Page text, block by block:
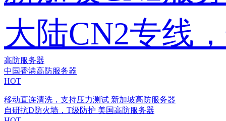
大陆CN2专线
高防服务器
中国香港高防服务器
HOT
移动直连清洗，支持压力测试 新加坡高防服务器
自研抗D防火墙，T级防护 美国高防服务器